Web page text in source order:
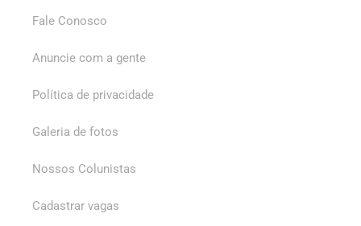
Fale Conosco
Anuncie com a gente
Política de privacidade
Galeria de fotos
Nossos Colunistas
Cadastrar vagas